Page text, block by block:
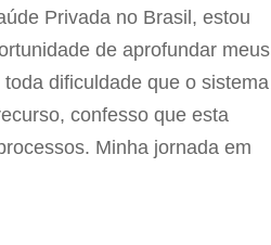
Privada no Brasil, estou
de aprofundar meus
dificuldade que o sistema
confesso que esta
Minha jornada em